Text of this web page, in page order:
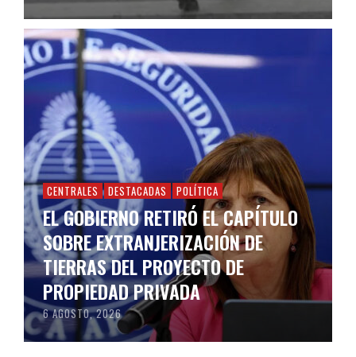
CENTRALES DESTACADAS POLÍTICA
EL GOBIERNO RETIRÓ EL CAPÍTULO
SOBRE EXTRANJERIZACIÓN DE
TIERRAS DEL PROYECTO DE
PROPIEDAD PRIVADA
6 AGOSTO, 2026